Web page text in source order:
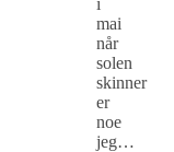
i
mai
når
solen
skinner
er
noe
jeg…